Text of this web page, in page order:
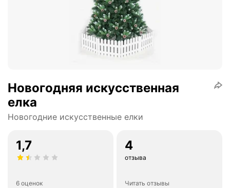
Новогодняя искусственная
елка
Новогодние искусственные елки
1,7
6 оценок
4
отзыва
Читать отзывы